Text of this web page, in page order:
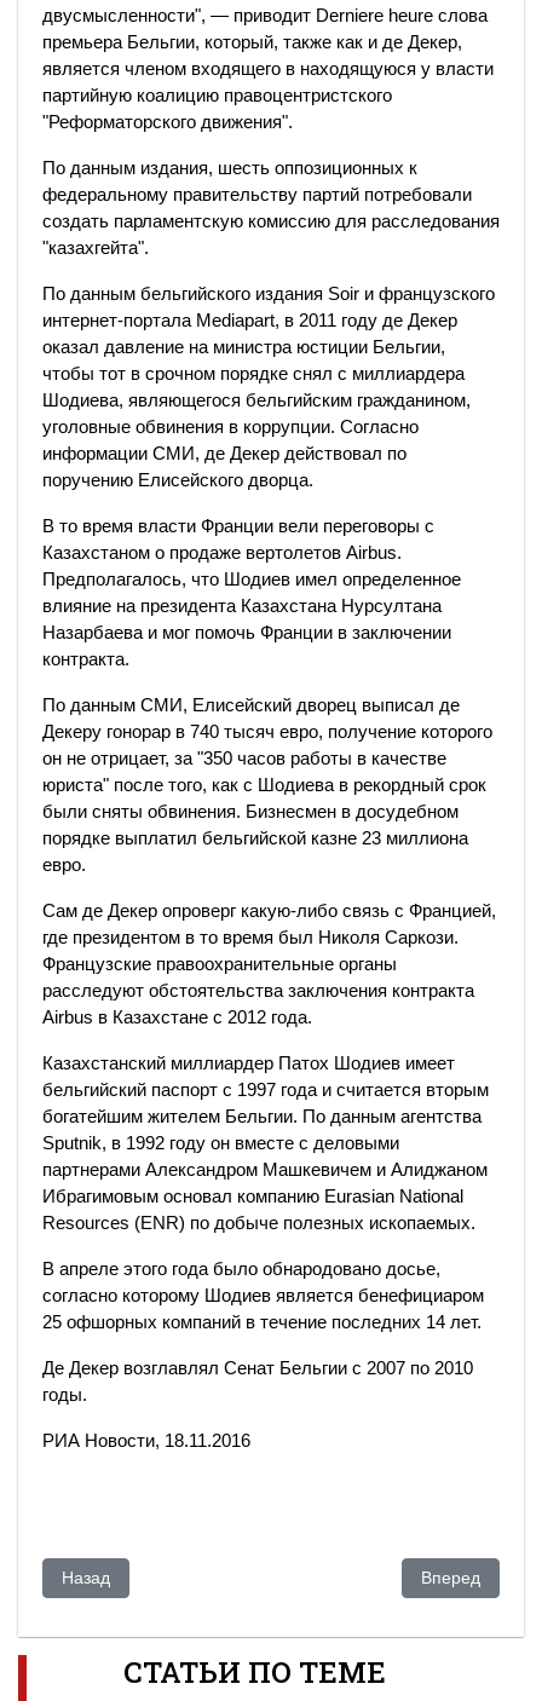
двусмысленности", — приводит Derniere heure слова
премьера Бельгии, который, также как и де Декер,
является членом входящего в находящуюся у власти
партийную коалицию правоцентристского
"Реформаторского движения".
По данным издания, шесть оппозиционных к
федеральному правительству партий потребовали
создать парламентскую комиссию для расследования
"казахгейта".
По данным бельгийского издания Soir и французского
интернет-портала Mediapart, в 2011 году де Декер
оказал давление на министра юстиции Бельгии,
чтобы тот в срочном порядке снял с миллиардера
Шодиева, являющегося бельгийским гражданином,
уголовные обвинения в коррупции. Согласно
информации СМИ, де Декер действовал по
поручению Елисейского дворца.
В то время власти Франции вели переговоры с
Казахстаном о продаже вертолетов Airbus.
Предполагалось, что Шодиев имел определенное
влияние на президента Казахстана Нурсултана
Назарбаева и мог помочь Франции в заключении
контракта.
По данным СМИ, Елисейский дворец выписал де
Декеру гонорар в 740 тысяч евро, получение которого
он не отрицает, за "350 часов работы в качестве
юриста" после того, как с Шодиева в рекордный срок
были сняты обвинения. Бизнесмен в досудебном
порядке выплатил бельгийской казне 23 миллиона
евро.
Сам де Декер опроверг какую-либо связь с Францией,
где президентом в то время был Николя Саркози.
Французские правоохранительные органы
расследуют обстоятельства заключения контракта
Airbus в Казахстане с 2012 года.
Казахстанский миллиардер Патох Шодиев имеет
бельгийский паспорт с 1997 года и считается вторым
богатейшим жителем Бельгии. По данным агентства
Sputnik, в 1992 году он вместе с деловыми
партнерами Александром Машкевичем и Алиджаном
Ибрагимовым основал компанию Eurasian National
Resources (ENR) по добыче полезных ископаемых.
В апреле этого года было обнародовано досье,
согласно которому Шодиев является бенефициаром
25 офшорных компаний в течение последних 14 лет.
Де Декер возглавлял Сенат Бельгии с 2007 по 2010
годы.
РИА Новости, 18.11.2016
Предыдущий: Новая купюра с Назарбаевым и
Назад Следующий:
Вперед
СТАТЬИ ПО ТЕМЕ